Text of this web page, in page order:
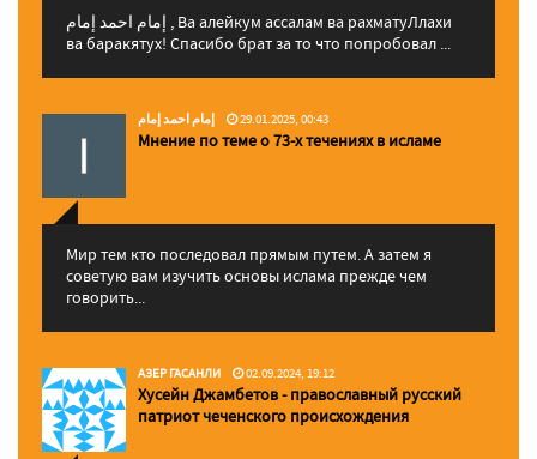
إمام احمد إمام , Ва алейкум ассалам ва рахматуЛлахи
ва баракятух! Спасибо брат за то что попробовал ...
إمام احمد إمام 29.01.2025, 00:43
Мнение по теме о 73-х течениях в исламе
Мир тем кто последовал прямым путем. А затем я
советую вам изучить основы ислама прежде чем
говорить...
АЗЕР ГАСАНЛИ 02.09.2024, 19:12
Хусейн Джамбетов - православный русский
патриот чеченского происхождения